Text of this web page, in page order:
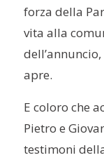
forza della
vita alla
apre.
E coloro che
Pietro e
testimoni